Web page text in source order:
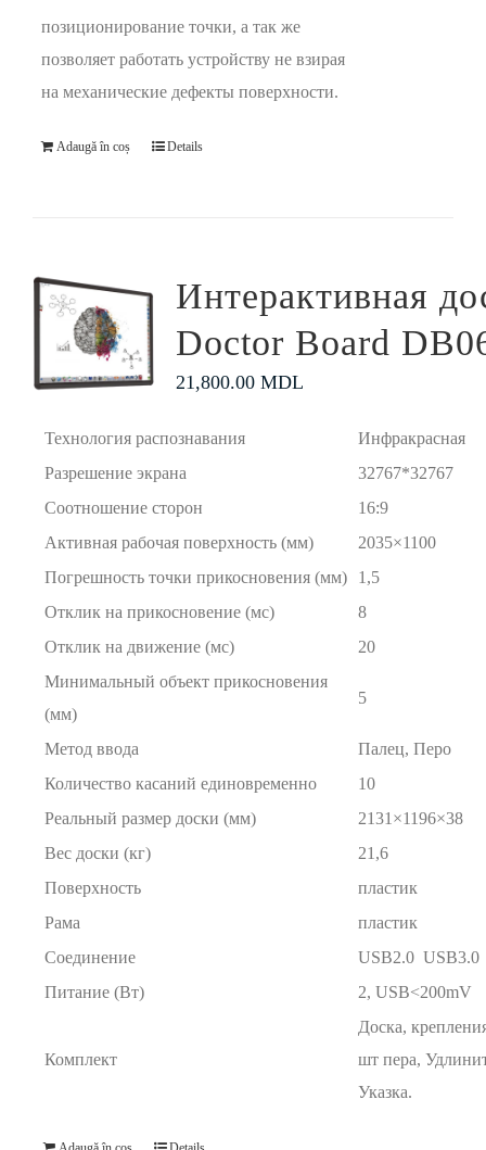
позиционирование точки, а так же
позволяет работать устройству не взирая
на механические дефекты поверхности.
Adaugă în coș Details
Интерактивная
Doctor Board
21,800.00 MDL
Технология распознавания
Инфракрасная
Разрешение экрана
32767*32767
Соотношение сторон
16:9
Активная рабочая поверхность (мм)
2035×1100
Погрешность точки прикосновения (мм)
1,5
Отклик на прикосновение (мс)
8
Отклик на движение (мс)
20
Минимальный объект прикосновения
(мм)
5
Метод ввода
Палец, Перо
Количество касаний единовременно
10
Реальный размер доски (мм)
2131×1196×38
Вес доски (кг)
21,6
Поверхность
пластик
Рама
пластик
Соединение
USB2.0 USB3.0
Питание (Вт)
2, USB<200mV
Комплект
Доска,
шт пера,
Указка.